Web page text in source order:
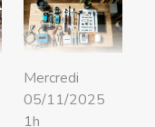
Mercredi
05/11/2025
1h